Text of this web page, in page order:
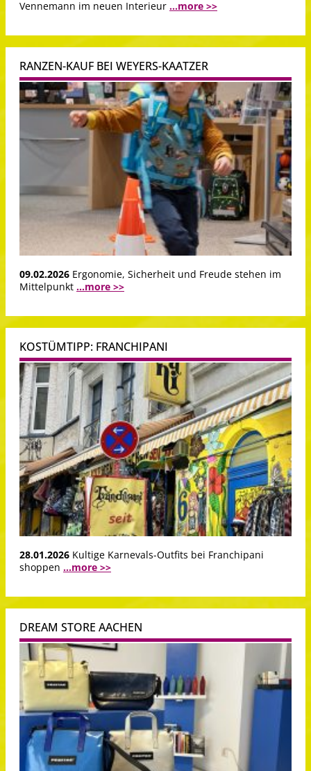
Vennemann im neuen Interieur ...more >>
RANZEN-KAUF BEI WEYERS-KAATZER
09.02.2026 Ergonomie, Sicherheit und Freude stehen im
Mittelpunkt ...more >>
KOSTÜMTIPP: FRANCHIPANI
28.01.2026 Kultige Karnevals-Outfits bei Franchipani
shoppen ...more >>
DREAM STORE AACHEN